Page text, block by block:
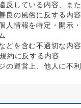
反している内容、ま
良の風俗に反する内容
人情報を特定・開示
どを含む不適切な内容
約に反する内容
の運営上、他人に不